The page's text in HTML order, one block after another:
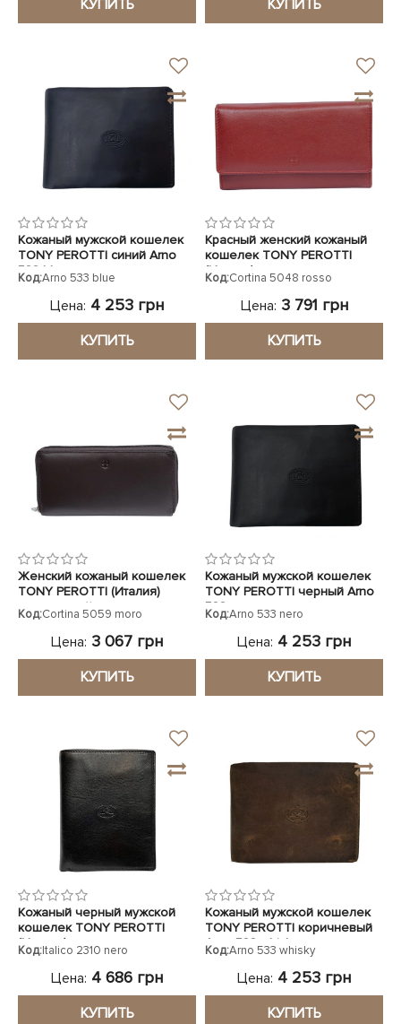
КУПИТЬ КУПИТЬ
Кожаный мужской кошелек
TONY PEROTTI синий Arno
533 blue
Код:Arno 533 blue
Цена: 4 253 грн
КУПИТЬ
Красный женский кожаный
кошелек TONY PEROTTI
(Италия)
Код:Cortina 5048 rosso
Цена: 3 791 грн
КУПИТЬ
Женский кожаный кошелек
TONY PEROTTI (Италия)
коричневый
Код:Cortina 5059 moro
Цена: 3 067 грн
КУПИТЬ
Кожаный мужской кошелек
TONY PEROTTI черный Arno
533 nero
Код:Arno 533 nero
Цена: 4 253 грн
КУПИТЬ
Кожаный черный мужской
кошелек TONY PEROTTI
(Италия)
Код:Italico 2310 nero
Цена: 4 686 грн
КУПИТЬ
Кожаный мужской кошелек
TONY PEROTTI коричневый
Arno 533 whisky
Код:Arno 533 whisky
Цена: 4 253 грн
КУПИТЬ